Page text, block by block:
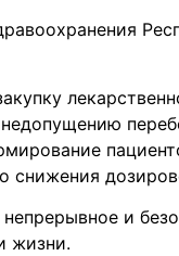
снижения
и
жизни.